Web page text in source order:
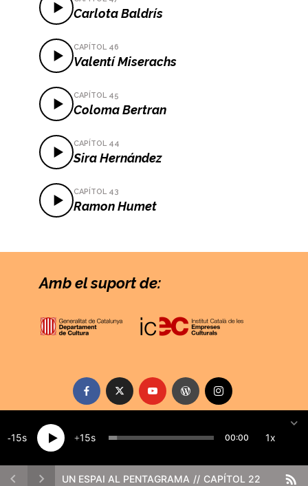
Nom*
Carlota Baldrís
CAPÍTOL 46
Valentí Miserachs
CAPÍTOL 45
Coloma Bertran
CAPÍTOL 44
Sira Hernández
CAPÍTOL 43
Ramon Humet
Amb el suport de:
UN ESPAI AL PENTAGRAMA CAPÍTOL 22
15 15 00:00 1x